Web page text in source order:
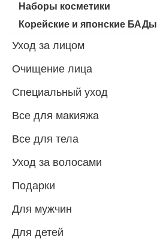
Наборы косметики
Корейские и японские БАДы
Уход за лицом
Очищение лица
Специальный уход
Все для макияжа
Все для тела
Уход за волосами
Подарки
Для мужчин
Для детей